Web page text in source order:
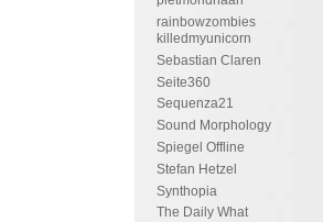
rainbowzombies
killedmyunicorn
Sebastian Claren
Seite360
Sequenza21
Sound Morphology
Spiegel Offline
Stefan Hetzel
Synthopia
The Daily What